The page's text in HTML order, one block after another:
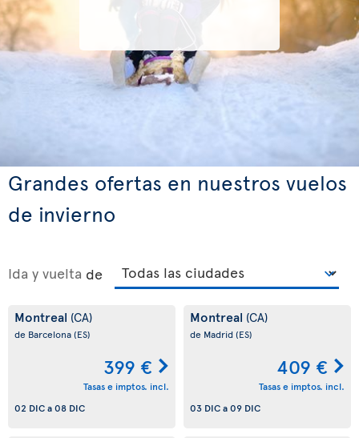
Grandes ofertas en nuestros vuelos
de invierno
Ida y vuelta de
Montreal (CA)
de Barcelona(ES)
399 €
Tasas e imptos. incl.
02 DICa08 DIC
Montreal (CA)
de Madrid(ES)
409 €
Tasas e imptos. incl.
03 DICa09 DIC